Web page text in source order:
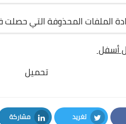
الملفات المحذوفة التي
أسفل
تحميل
تغريد مشاركة